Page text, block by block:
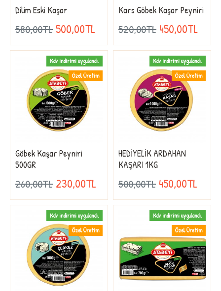
Dilim Eski Kaşar
580,00TL 500,00TL
Kars Göbek Kaşar Peyniri
520,00TL 450,00TL
Özel Üretim
Kdv indirimi uygulandı.
Göbek Kaşar Peyniri
500GR
260,00TL 230,00TL
Özel Üretim
Kdv indirimi uygulandı.
HEDİYELİK ARDAHAN
KAŞARI 1KG
500,00TL 450,00TL
Özel Üretim
Kdv indirimi uygulandı.
Özel Üretim
Kdv indirimi uygulandı.